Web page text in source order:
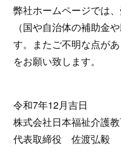
弊社ホームページでは
（国や自治体の補助金
す。またご不明な点が
をお願い致します。
令和7年12月吉日
株式会社日本福祉介護
代表取締役 佐渡弘毅